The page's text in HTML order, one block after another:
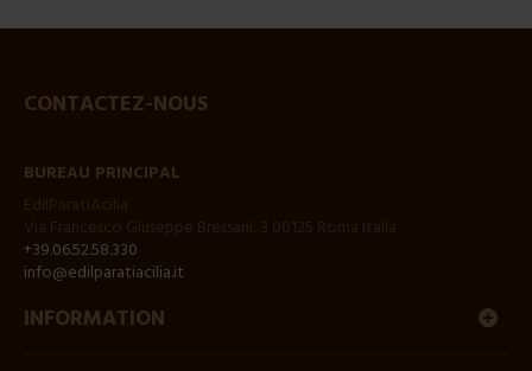
CONTACTEZ-NOUS
BUREAU PRINCIPAL
+39.06.52.58.330
info@edilparatiacilia.it
INFORMATION